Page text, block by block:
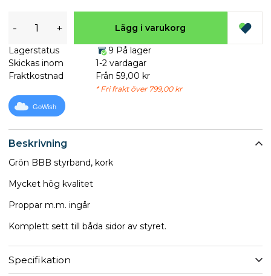
Beskrivning
Grön BBB styrband, kork
Mycket hög kvalitet
Proppar m.m. ingår
Komplett sett till båda sidor av styret.
Specifikation
- + Lägg i varukorg
Lagerstatus
9 På lager
Skickas inom
1-2 vardagar
Fraktkostnad
Från 59,00 kr
* Fri frakt över 799,00 kr
GoWish